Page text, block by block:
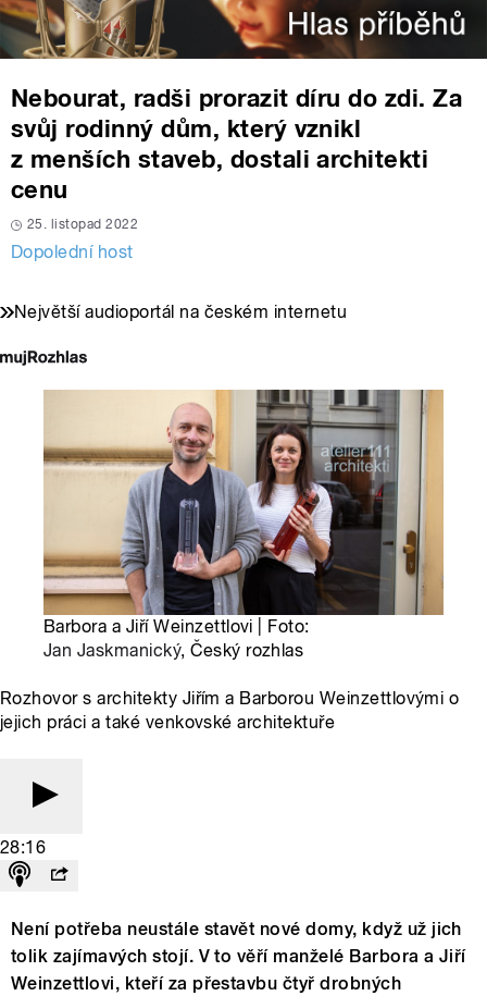
Nebourat, radši prorazit díru do zdi. Za
svůj rodinný dům, který vznikl
z menších staveb, dostali architekti
cenu
25. listopad 2022
Dopolední host
Největší audioportál na českém internetu
Barbora a Jiří Weinzettlovi | Foto:
Jan Jaskmanický, Český rozhlas
Rozhovor s architekty Jiřím a Barborou Weinzettlovými o
jejich práci a také venkovské architektuře
28:16
Není potřeba neustále stavět nové domy, když už jich
tolik zajímavých stojí. V to věří manželé Barbora a Jiří
Weinzettlovi, kteří za přestavbu čtyř drobných